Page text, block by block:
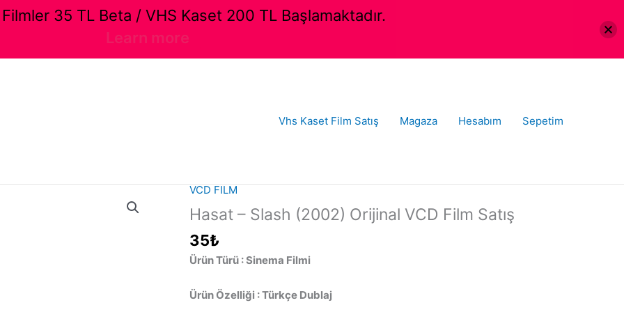
Vhs Kaset Film Satış Magaza Hesabım Sepetim
VCD FILM
Hasat – Slash (2002) Orijinal VCD Film Satış
35₺
Ürün Türü : Sinema Filmi
Ürün Özelliği : Türkçe Dublaj
35 TL Beta / VHS Kaset 200 TL Başlamaktadır.
Learn more